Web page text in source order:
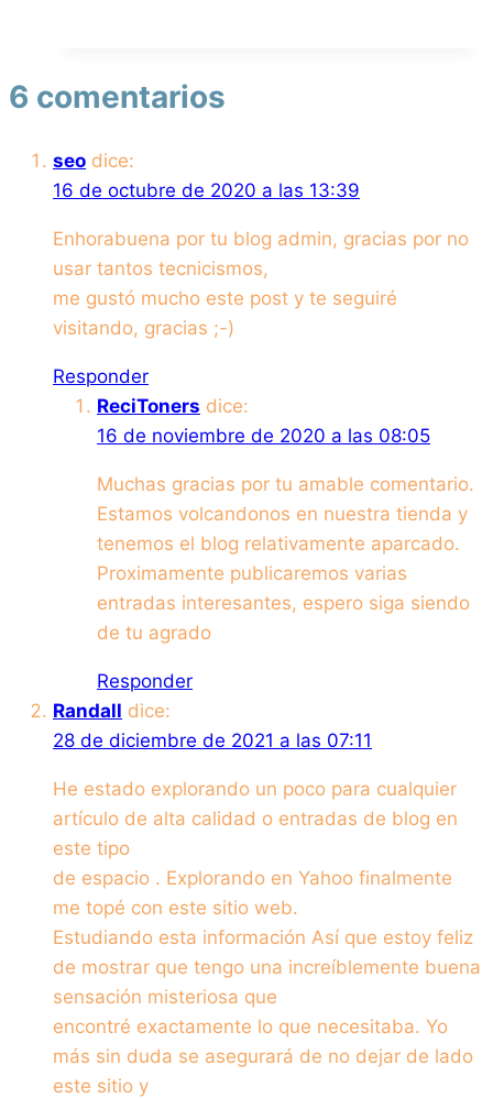
6 comentarios
seo dice:
16 de octubre de 2020 a las 13:39
Enhorabuena por tu blog admin, gracias por no
usar tantos tecnicismos,
me gustó mucho este post y te seguiré
visitando, gracias ;-)
Responder
ReciToners dice:
16 de noviembre de 2020 a las 08:05
Muchas gracias por tu amable comentario.
Estamos volcandonos en nuestra tienda y
tenemos el blog relativamente aparcado.
Proximamente publicaremos varias
entradas interesantes, espero siga siendo
de tu agrado
Responder
Randall dice:
28 de diciembre de 2021 a las 07:11
He estado explorando un poco para cualquier
artículo de alta calidad o entradas de blog en
este tipo
de espacio . Explorando en Yahoo finalmente
me topé con este sitio web.
Estudiando esta información Así que estoy feliz
de mostrar que tengo una increíblemente buena
sensación misteriosa que
encontré exactamente lo que necesitaba. Yo
más sin duda se asegurará de no dejar de lado
este sitio y